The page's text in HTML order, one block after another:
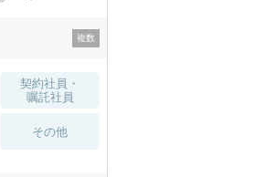
契約社員・
嘱託社員
その他